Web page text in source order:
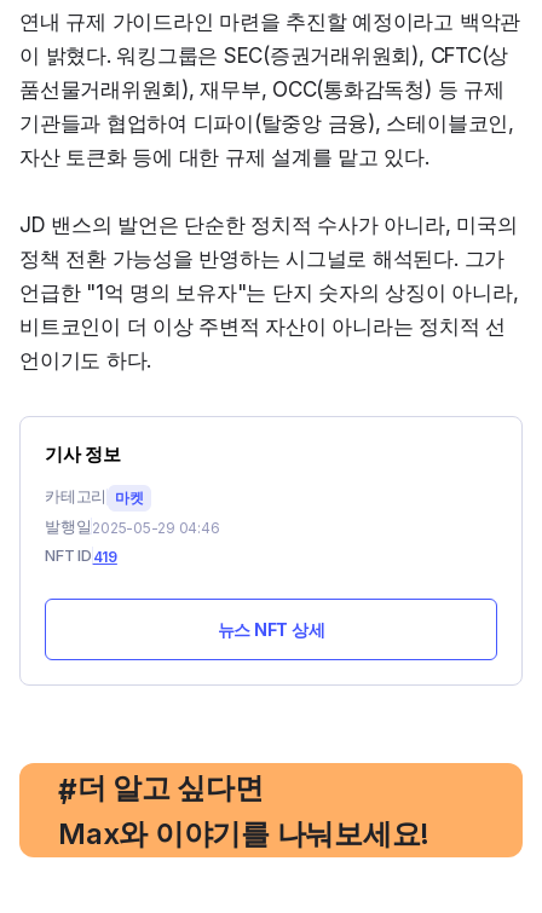
연내 규제 가이드라인 마련을 추진할 예정이라고 백악관
이 밝혔다. 워킹그룹은 SEC(증권거래위원회), CFTC(상
품선물거래위원회), 재무부, OCC(통화감독청) 등 규제
기관들과 협업하여 디파이(탈중앙 금융), 스테이블코인,
자산 토큰화 등에 대한 규제 설계를 맡고 있다.
JD 밴스의 발언은 단순한 정치적 수사가 아니라, 미국의
정책 전환 가능성을 반영하는 시그널로 해석된다. 그가
언급한 "1억 명의 보유자"는 단지 숫자의 상징이 아니라,
비트코인이 더 이상 주변적 자산이 아니라는 정치적 선
언이기도 하다.
기사 정보
카테고리 마켓
발행일 2025-05-29 04:46
NFT ID 419
뉴스 NFT 상세
#
, 더 알고 싶다면
Max와 이야기를 나눠보세요!